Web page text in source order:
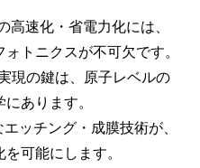
高速化・省電力化には、
トニクスが不可欠です。
現の鍵は、原子レベルの
あります。
ッチング・成膜技術が、
可能にします。